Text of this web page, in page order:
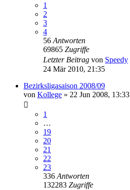
1
2
3
4
56 Antworten
69865 Zugriffe
Letzter Beitrag von Speedy
24 Mär 2010, 21:35
Bezirksligasaison 2008/09
von Kollege » 22 Jun 2008, 13:33
1
…
19
20
21
22
23
336 Antworten
132283 Zugriffe